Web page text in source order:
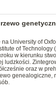
University of
of Technology
w kierunku
ludzkości.
oraz w
genealogiczne,